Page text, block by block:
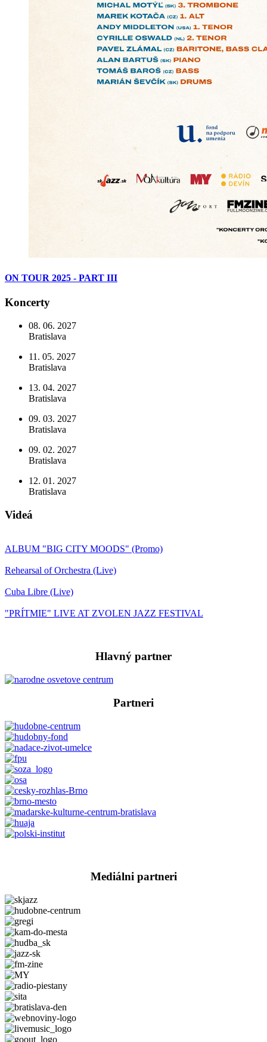
ON TOUR 2025 - PART III
Koncerty
08. 06. 2027
Bratislava
11. 05. 2027
Bratislava
13. 04. 2027
Bratislava
09. 03. 2027
Bratislava
09. 02. 2027
Bratislava
12. 01. 2027
Bratislava
Videá
ALBUM "BIG CITY MOODS" (Promo)
Rehearsal of Orchestra (Live)
Cuba Libre (Live)
"PRÍTMIE" LIVE AT ZVOLEN JAZZ FESTIVAL
Hlavný partner
Partneri
Mediálni partneri